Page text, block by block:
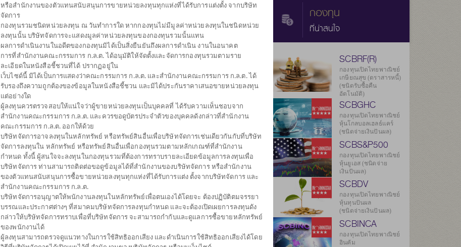
กองทุน
ที่น่าสนใจ
SCBRF(R)
กองทุนเปิดไทยพาณิชย์
เกษียณสุข (ตราสารหนี้)
(ชนิดรับซื้อคืน
อัตโนมัติ)
SCBGHC
กองทุนเปิดไทยพาณิชย์
หุ้นโกลบอลเฮลธ์แคร์
(ชนิดจ่ายเงินปันผล)
SCBS&P500
กองทุนเปิดไทยพาณิชย์
หุ้นยูเอส (ชนิดจ่าย
เงินปันผล)
SCBDV
กองทุนเปิดไทยพาณิชย์
หุ้นทุนปันผล
(ชนิดจ่ายเงินปันผล)
SCBINCA
กองทุนเปิดไทยพาณิชย์
อินคัม
หรือสำนักงานของตัวแทนสนับสนุนการขายหน่วยลงทุนทุกแห่งที่ได้รับการแต่งตั้ง จากบริษัท
จัดการ
กองทุนรวมชนิดหน่วยลงทุน ณ วันทำการใด หากกองทุนไม่มีมูลค่าหน่วยลงทุนในชนิดหน่วย
ลงทุนนั้น บริษัทจัดการจะแสดงมูลค่าหน่วยลงทุนของกองทุนรวมนั้นแทน
ผลการดำเนินงานในอดีตของกองทุนมิได้เป็นสิ่งยืนยันถึงผลการดำเนิน งานในอนาคต
การที่สำนักงานคณะกรรมการ ก.ล.ต. ได้อนุมัติให้จัดตั้งและจัดการกองทุนรวมตามราย
ละเอียดในหนังสือชี้ชวนที่ได้ ปรากฏอยู่ใน
เว็บไซด์นี้ มิได้เป็นการแสดงว่าคณะกรรมการ ก.ล.ต. และสำนักงานคณะกรรมการ ก.ล.ต. ได้
รับรองถึงความถูกต้องของข้อมูลในหนังสือชี้ชวน และมิได้ประกันราคาเสนอขายหน่วยลงทุน
แต่อย่างใด
ผู้ลงทุนควรตรวจสอบให้แน่ใจว่าผู้ขายหน่วยลงทุนเป็นบุคคลที่ ได้รับความเห็นชอบจาก
สำนักงานคณะกรรมการ ก.ล.ต. และควรขอดูบัตรประจำตัวของบุคคลดังกล่าวที่สำนักงาน
คณะกรรมการ ก.ล.ต. ออกให้ด้วย
บริษัทจัดการอาจลงทุนในหลักทรัพย์ หรือทรัพย์สินอื่นเพื่อบริษัทจัดการเช่นเดียวกันกับที่บริษัท
จัดการลงทุนใน หลักทรัพย์ หรือทรัพย์สินอื่นเพื่อกองทุนรวมตามหลักเกณฑ์ที่สำนักงาน
กำหนด ทั้งนี้ ผู้สนใจจะลงทุนในกองทุนรวมที่ต้องการทราบรายละเอียดข้อมูลการลงทุนเพื่อ
บริษัทจัดการ ท่านสามารถติดต่อขอดูข้อมูลได้ที่สำนักงานของบริษัทจัดการ หรือสำนักงาน
ของตัวแทนสนับสนุนการซื้อขายหน่วยลงทุนทุกแห่งที่ได้รับการแต่ง ตั้งจากบริษัทจัดการ และ
สำนักงานคณะกรรมการ ก.ล.ต.
บริษัทจัดการอนุญาตให้พนักงานลงทุนในหลักทรัพย์เพื่อตนเองได้โดยจะ ต้องปฏิบัติตมจรรยา
บรรณและประกาศต่างๆ ที่สมาคมบริษัทจัดการลงทุนกำหนด และจะต้องเปิดเผยการลงทุนดัง
กล่าวให้บริษัทจัดการทราบเพื่อที่บริษัทจัดการ จะสามารถกำกับและดูแลการซื้อขายหลักทรัพย์
ของพนักงานได้
ผู้ลงทุนสามารถตรวจดูแนวทางในการใช้สิทธิออกเสียง และดำเนินการใช้สิทธิออกเสียงได้โดย